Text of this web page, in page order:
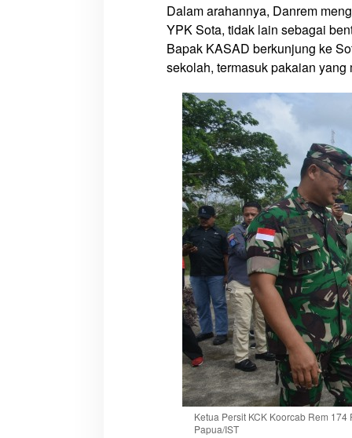
n
t
u
k
i
s
w
a
S
D
d
i
P
r
a
t
a
s
a
n
R
I
Dalam arahannya, Danrem
YPK Sota, tidak lain sebagai
Bapak KASAD berkunjung ke
sekolah, termasuk pakaian yang
Ketua Persit KCK Koorcab Rem
Papua/IST